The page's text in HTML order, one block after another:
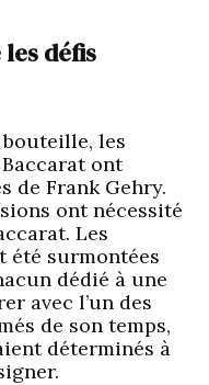
défis
les
ont
de Frank Gehry.
ont nécessité
Les
été surmontées
dédié à une
avec l’un des
de son temps,
déterminés à